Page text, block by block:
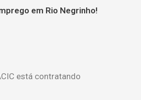
em Rio Negrinho!
está contratando